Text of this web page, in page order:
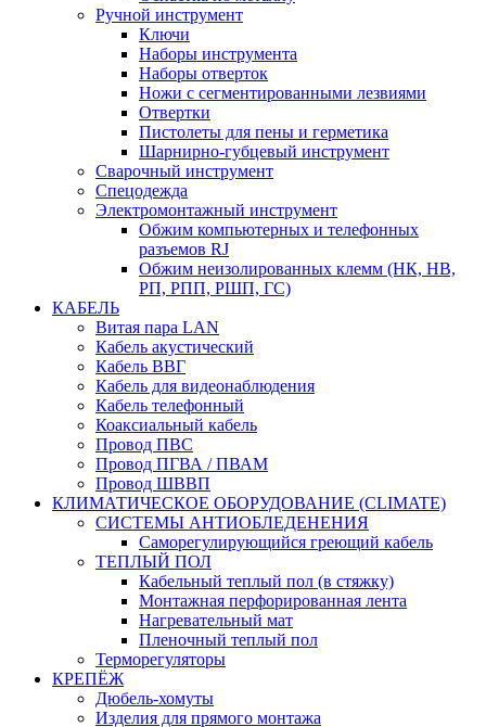
Ручной инструмент
Ключи
Наборы инструмента
Наборы отверток
Ножи с сегментированными лезвиями
Отвертки
Пистолеты для пены и герметика
Шарнирно-губцевый инструмент
Сварочный инструмент
Спецодежда
Электромонтажный инструмент
Обжим компьютерных и телефонных
разъемов RJ
Обжим неизолированных клемм (НК, НВ,
РП, РПП, РШП, ГС)
КАБЕЛЬ
Витая пара LAN
Кабель акустический
Кабель ВВГ
Кабель для видеонаблюдения
Кабель телефонный
Коаксиальный кабель
Провод ПВС
Провод ПГВА / ПВАМ
Провод ШВВП
КЛИМАТИЧЕСКОЕ ОБОРУДОВАНИЕ (CLIMATE)
СИСТЕМЫ АНТИОБЛЕДЕНЕНИЯ
Саморегулирующийся греющий кабель
ТЕПЛЫЙ ПОЛ
Кабельный теплый пол (в стяжку)
Монтажная перфорированная лента
Нагревательный мат
Пленочный теплый пол
Терморегуляторы
КРЕПЁЖ
Дюбель-хомуты
Изделия для прямого монтажа